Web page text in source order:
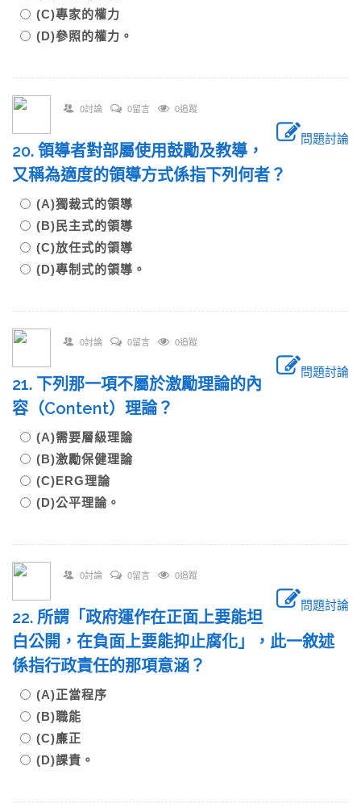
(C)專家的權力
(D)參照的權力。
0討論 0留言 0追蹤
問題討論
20. 領導者對部屬使用鼓勵及教導，
又稱為適度的領導方式係指下列何者？
(A)獨裁式的領導
(B)民主式的領導
(C)放任式的領導
(D)專制式的領導。
0討論 0留言 0追蹤
問題討論
21. 下列那一項不屬於激勵理論的內
容（Content）理論？
(A)需要層級理論
(B)激勵保健理論
(C)ERG理論
(D)公平理論。
0討論 0留言 0追蹤
問題討論
22. 所謂「政府運作在正面上要能坦
白公開，在負面上要能抑止腐化」，此一敘述
係指行政責任的那項意涵？
(A)正當程序
(B)職能
(C)廉正
(D)課責。